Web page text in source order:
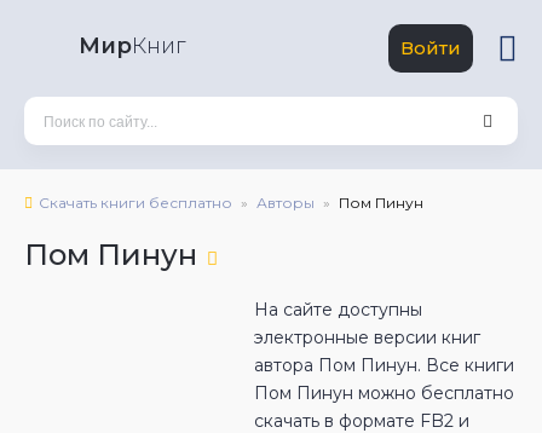
МирКниг Войти
Скачать книги бесплатно Авторы Пом Пинун
Пом Пинун
На сайте доступны
электронные версии книг
автора Пом Пинун. Все книги
Пом Пинун можно бесплатно
скачать в формате FB2 и